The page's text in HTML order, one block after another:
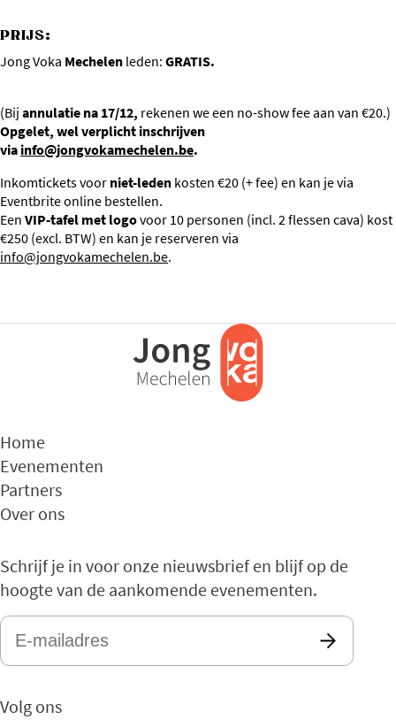
PRIJS:
Jong Voka Mechelen leden: GRATIS.
(Bij annulatie na 17/12, rekenen we een no-show fee aan van €20.)
Opgelet, wel verplicht inschrijven
via info@jongvokamechelen.be.
Inkomtickets voor niet-leden kosten €20 (+ fee) en kan je via
Eventbrite online bestellen.
Een VIP-tafel met logovoor 10 personen (incl. 2 flessen cava) kost
€250 (excl. BTW) en kan je reserveren via
info@jongvokamechelen.be.
Home
Evenementen
Partners
Over ons
Schrijf je in voor onze nieuwsbrief en blijf op de
hoogte van de aankomende evenementen.
E-
mailadres*
Volg ons